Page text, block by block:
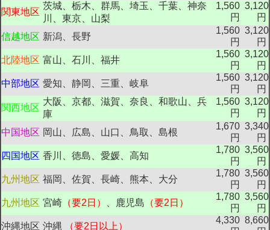
関東地区
茨城、栃木、群馬、埼玉、千葉、神奈
川、東京、山梨
1,560
円
3,120
円
信越地区 新潟、長野
1,560
円
3,120
円
北陸地区 富山、石川、福井
1,560
円
3,120
円
中部地区 愛知、静岡、三重、岐阜
1,560
円
3,120
円
関西地区
大阪、京都、滋賀、奈良、和歌山、兵
庫
1,560
円
3,120
円
中国地区 岡山、広島、山口、鳥取、島根
1,670
円
3,340
円
四国地区 香川、徳島、愛媛、高知
1,780
円
3,560
円
九州地区 福岡、佐賀、長崎、熊本、大分
1,780
円
3,560
円
九州地区 宮崎 （要2日） 、鹿児島 （要2日）
1,780
円
3,560
円
沖縄地区 沖縄 （要2日以上）
4,330 8,660